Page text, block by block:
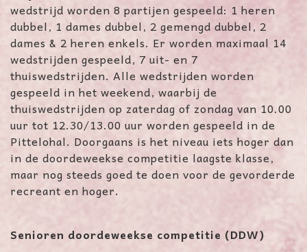
wedstrijd worden 8 partijen gespeeld: 1 heren
dubbel, 1 dames dubbel, 2 gemengd dubbel, 2
dames & 2 heren enkels. Er worden maximaal 14
wedstrijden gespeeld, 7 uit- en 7
thuiswedstrijden. Alle wedstrijden worden
gespeeld in het weekend, waarbij de
thuiswedstrijden op zaterdag of zondag van 10.00
uur tot 12.30/13.00 uur worden gespeeld in de
Pittelohal. Doorgaans is het niveau iets hoger dan
in de doordeweekse competitie laagste klasse,
maar nog steeds goed te doen voor de gevorderde
recreant en hoger.
Senioren doordeweekse competitie (DDW)